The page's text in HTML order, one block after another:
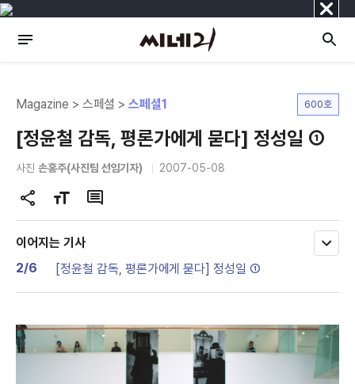
닫
기
Magazine > 스페셜 >스페셜1 600호
[정윤철 감독, 평론가에게 묻다] 정성일 ①
사진 손홍주(사진팀 선임기자) 2007-05-08
공
유
하
글
자
크
변
경
댓
글
이어지는 기사
2/6
[정윤철 감독, 평론가에게 묻다] 정성일 ①
모